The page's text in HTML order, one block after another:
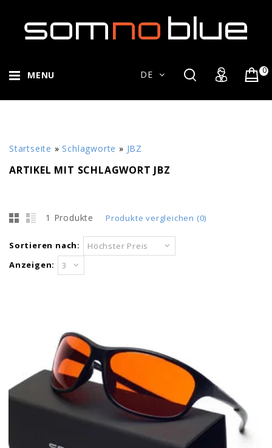
MENU 0
DE
Startseite » Schlagworte » JBZ
ARTIKEL MIT SCHLAGWORT JBZ
1 Produkte Produkte vergleichen (0)
Sortieren nach:
Höchster Preis
Anzeigen:
3